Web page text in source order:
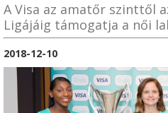
ALAPON
A Visa az amatőr szinttől
Ligájáig támogatja a női
2018-12-10